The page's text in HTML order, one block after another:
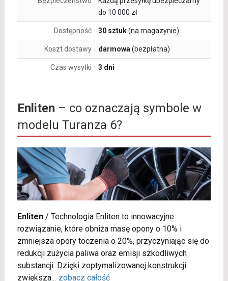
do 10 000 zł
Dostępność 30 sztuk(na magazynie)
Koszt dostawy darmowa (bezpłatna)
Czas wysyłki 3 dni
Enliten – co oznaczają symbole w
modelu Turanza 6?
Enliten/ Technologia Enliten to innowacyjne
rozwiązanie, które obniża masę opony o 10% i
zmniejsza opory toczenia o 20%, przyczyniając się do
redukcji zużycia paliwa oraz emisji szkodliwych
substancji. Dzięki zoptymalizowanej konstrukcji
zwiększa... zobacz całość